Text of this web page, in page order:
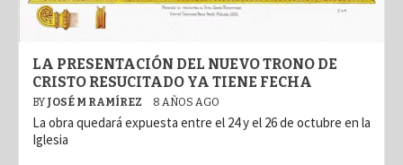
LA PRESENTACIÓN DEL NUEVO TRONO DE
CRISTO RESUCITADO YA TIENE FECHA
BY JOSÉ M RAMÍREZ 8 AÑOS AGO
La obra quedará expuesta entre el 24 y el 26 de octubre en la
Iglesia